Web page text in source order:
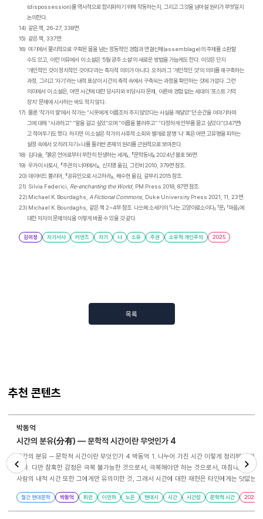
(dispossession)를 역사적으로 합리화하기 위해 작동하는지, 그리고 그것을 넘어설 원리가 무엇일지
논의한다.
14) 같은 책 , 26-27, 338면.
15) 같은 책 , 337면.
16) 여기에서 물리적으로 구획된 몸을 넘는 정동적인 경험과 연결신체(assemblage)의 주제를 소환할
수도 있고
이런 이유에서 이 소설은‘5월 광주 소설’의 새로운 방법을 가늠케도 한다. 이것은 단지
‘개인적인 것이 정치적인 것이다’라는 축자적 의미가 아니다. 오히려 그 ‘개인적인 것’의 의미를 재구축하는
과정
그리고 ‘자기’라는 내적 표상이 시간의 축적 속에서 구축되는 과정을 확인하는 것에 가깝다. 그런
의미에서 이 소설은, 어떤 사건에 대한 당사자와 비당사자 문제 이른바 경험 없는 세대의‘포스트 기억
장치’문제에 시사하는 바도 적지 않다.
17) 물론‘작가의 말’에서 작가는“시옷에게 이름조차 주지 않았다는 사실을 깨달았”던 순간을 이야기하며
그에 대해 “사과하고” “말을 걸고 싶었”으며“이름을 불러주고” “다정하게 안부를 묻고 싶었다”(347면)
고 적어두기도 했다. 하지만 이 소설은 작가의 사후적 소회와 별개로 분명‘나’혹은 어떤 고유명을 피하는
설정 속에서 오히려 자기=나를 둘러싼 존재의 원리를 근원적으로 보여준다.
18) 김다솔, 「붉은 언어로부터 무한히 탄생하는 세계」, 『문학동네』 2024년 봄호56면.
19) 우카이 사토시 , 『주권의 너머에서』, 신지영 옮김, 그린비2010, 379면 참조.
20) 데이비드 볼리어 , 『공유인으로 사고하라』, 배수현 옮김, 갈무리2015참조.
21) Silvia Federici, Re-enchanting the World, PM Press 2018, 87면 참조.
22) Michael K. Bourdaghs, A Fictional Commons, Duke University Press 2021, 11, 23면.
23) Michael K. Bourdaghs, 같은 책 2~4부 참조. 나쓰메 소세키의 「나는 고양이로소이다」 「문」 「마음」에
대한 저자의 문제의식을 이렇게 바꿀 수 있을 것 같다.
김미정 자기서사 커먼즈 자기 나 소유 주권 소유적 개인주의 2025
목록
추천 콘텐츠
Previous
박동억
시간의 분유(分有) ― 문학적 시간이란 무엇인가 4
시간의 분유 ─ 문학적 시간이란 무엇인가 4 박동억 1. 나누어 가진 시간 이렇게 정리해 보자. 시간은 능력이다. 시간을 경험한다는 것은 그 자체로 능력이다. 끝없이 변화할 뿐인 물리적 우주 속에서 사람이 세계의 유의미함을 추궁할 때, 비로소 내면의 시간은 흐르기 시작한다. 이와 맞물려 흥미롭게도 사람은 죽음을 확신한다. 사람은 세상의 물질적 순환에 순응하는 대신 죽기를 두려워한다. 내면의 절망과 신체적 고통이 우선인지 죽음이 다가온다는 확신이 우선인지는 분명치
않다. 다만 참혹한 감정은 극복 불가능한 것으로서, 극복해야만 하는 것으로서, 마침내 성숙
사람의 내적 시간 또한 그에게만 유의미한 것, 그래서 시간에 대한 재현은 타인에게는 덧없는 메시지에 지나지 않는 것은 아닐까. 우리는
비치는 햇살이 나를 작은 연못으로 이끈다 겨울이 녹은 자리에는 금붕어 네 마리와 물낯바닥 같은 물고기 두 마리 연못과 연못 속의 물고기와 연못 속의 물고기를 들여다보는 한 사람과 연못 속의 물고기를 들여다보는 한 사람의 얼굴을 오랫동안 지켜본 순한 눈동자들 풍경 소리에 마음이 흔들릴 때마다 눈을 감고 눈에 보이지 않는 것들을 생각한다 어둑하던 봄눈들이 온몸으로 새 빛을 밀어 올린다 휘민, ｢봄눈｣ 전문, 『현대문학』 5월호 한 시인이 살아낸 시간을 독자가 읽어야 할
필요란 무엇인가. 이러한 물음을 곱씹어보며 휘민 시인의 ｢봄눈｣을 읽는다. 그에게는 기도드
월간 현대문학 박동억 휘민 이민하 노은 현대시 시간 시간성 문학적 시간 2025
Next